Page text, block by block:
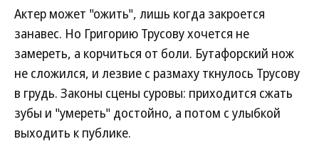
Актер может "ожить", лишь когда закроется
занавес. Но Григорию Трусову хочется не
замереть, а корчиться от боли. Бутафорский нож
не сложился, и лезвие с размаху ткнулось Трусову
в грудь. Законы сцены суровы: приходится сжать
зубы и "умереть" достойно, а потом с улыбкой
выходить к публике.